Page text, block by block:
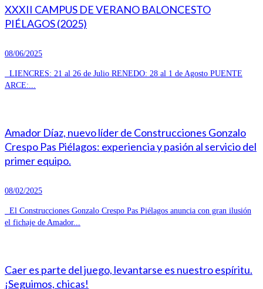
XXXII CAMPUS DE VERANO BALONCESTO
PIÉLAGOS (2025)
08/06/2025
LIENCRES: 21 al 26 de Julio RENEDO: 28 al 1 de Agosto PUENTE
ARCE:...
Amador Díaz, nuevo líder de Construcciones Gonzalo
Crespo Pas Piélagos: experiencia y pasión al servicio del
primer equipo.
08/02/2025
El Construcciones Gonzalo Crespo Pas Piélagos anuncia con gran ilusión
el fichaje de Amador...
Caer es parte del juego, levantarse es nuestro espíritu.
¡Seguimos, chicas!